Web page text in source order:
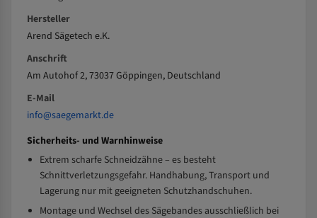
Hersteller
Arend Sägetech e.K.
Anschrift
Am Autohof 2, 73037 Göppingen, Deutschland
E-Mail
info@saegemarkt.de
Sicherheits- und Warnhinweise
Extrem scharfe Schneidzähne – es besteht
Schnittverletzungsgefahr. Handhabung, Transport und
Lagerung nur mit geeigneten Schutzhandschuhen.
Montage und Wechsel des Sägebandes ausschließlich bei